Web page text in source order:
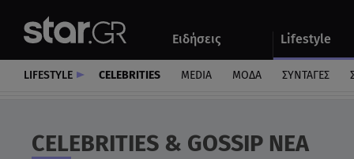
Ειδήσεις Lifestyle
Αυτοκίνητο
LIFESTYLE CELEBRITIES MEDIA ΜΟΔΑ ΣΥΝΤΑΓΕΣ
CELEBRITIES & GOSSIP ΝΈΑ